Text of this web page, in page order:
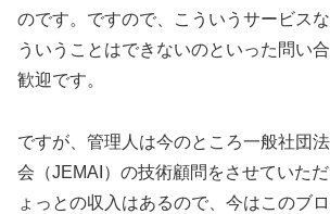
のです。ですので、こういうサービス
ういうことはできないのといった問い
歓迎です。
ですが、管理人は今のところ一般社団
会（JEMAI）の技術顧問をさせていた
ょっとの収入はあるので、今はこのブ